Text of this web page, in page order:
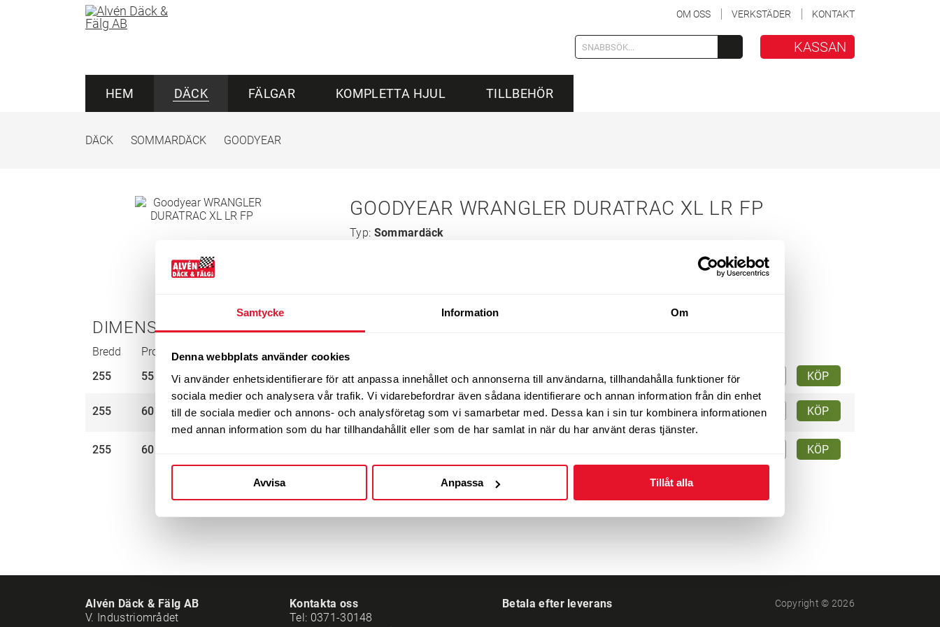
Samtycke Information Om
Denna webbplats använder cookies
Vi använder enhetsidentifierare för att anpassa innehållet och annonserna till användarna, tillhandahålla funktioner för
sociala medier och analysera vår trafik. Vi vidarebefordrar även sådana identifierare och annan information från din enhet
till de sociala medier och annons- och analysföretag som vi samarbetar med. Dessa kan i sin tur kombinera informationen
med annan information som du har tillhandahållit eller som de har samlat in när du har använt deras tjänster.
Avvisa Anpassa Tillåt alla
KONTAKT
VERKSTÄDER
OM OSS
KASSAN
HEM DÄCK FÄLGAR KOMPLETTA HJUL TILLBEHÖR
DÄCK SOMMARDÄCK GOODYEAR
GOODYEAR WRANGLER DURATRAC XL LR FP
Typ: Sommardäck
DIMENSIONER
Bredd Profil Tum Bel.index Hast.index
255
55 20” 110 Q
Endast 1 st i lager
KÖP
3 305kr/st
255 60 20” 113 Q
3-4 dagars leveranstid
KÖP
2 885kr/st
255 60 KÖP
Alvén Däck & Fälg AB
V. Industriområdet
Kontakta oss
Tel: 0371-30148
Betala efter leverans Copyright © 2026